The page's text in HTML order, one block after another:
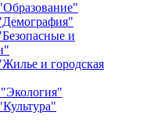
и
и городская